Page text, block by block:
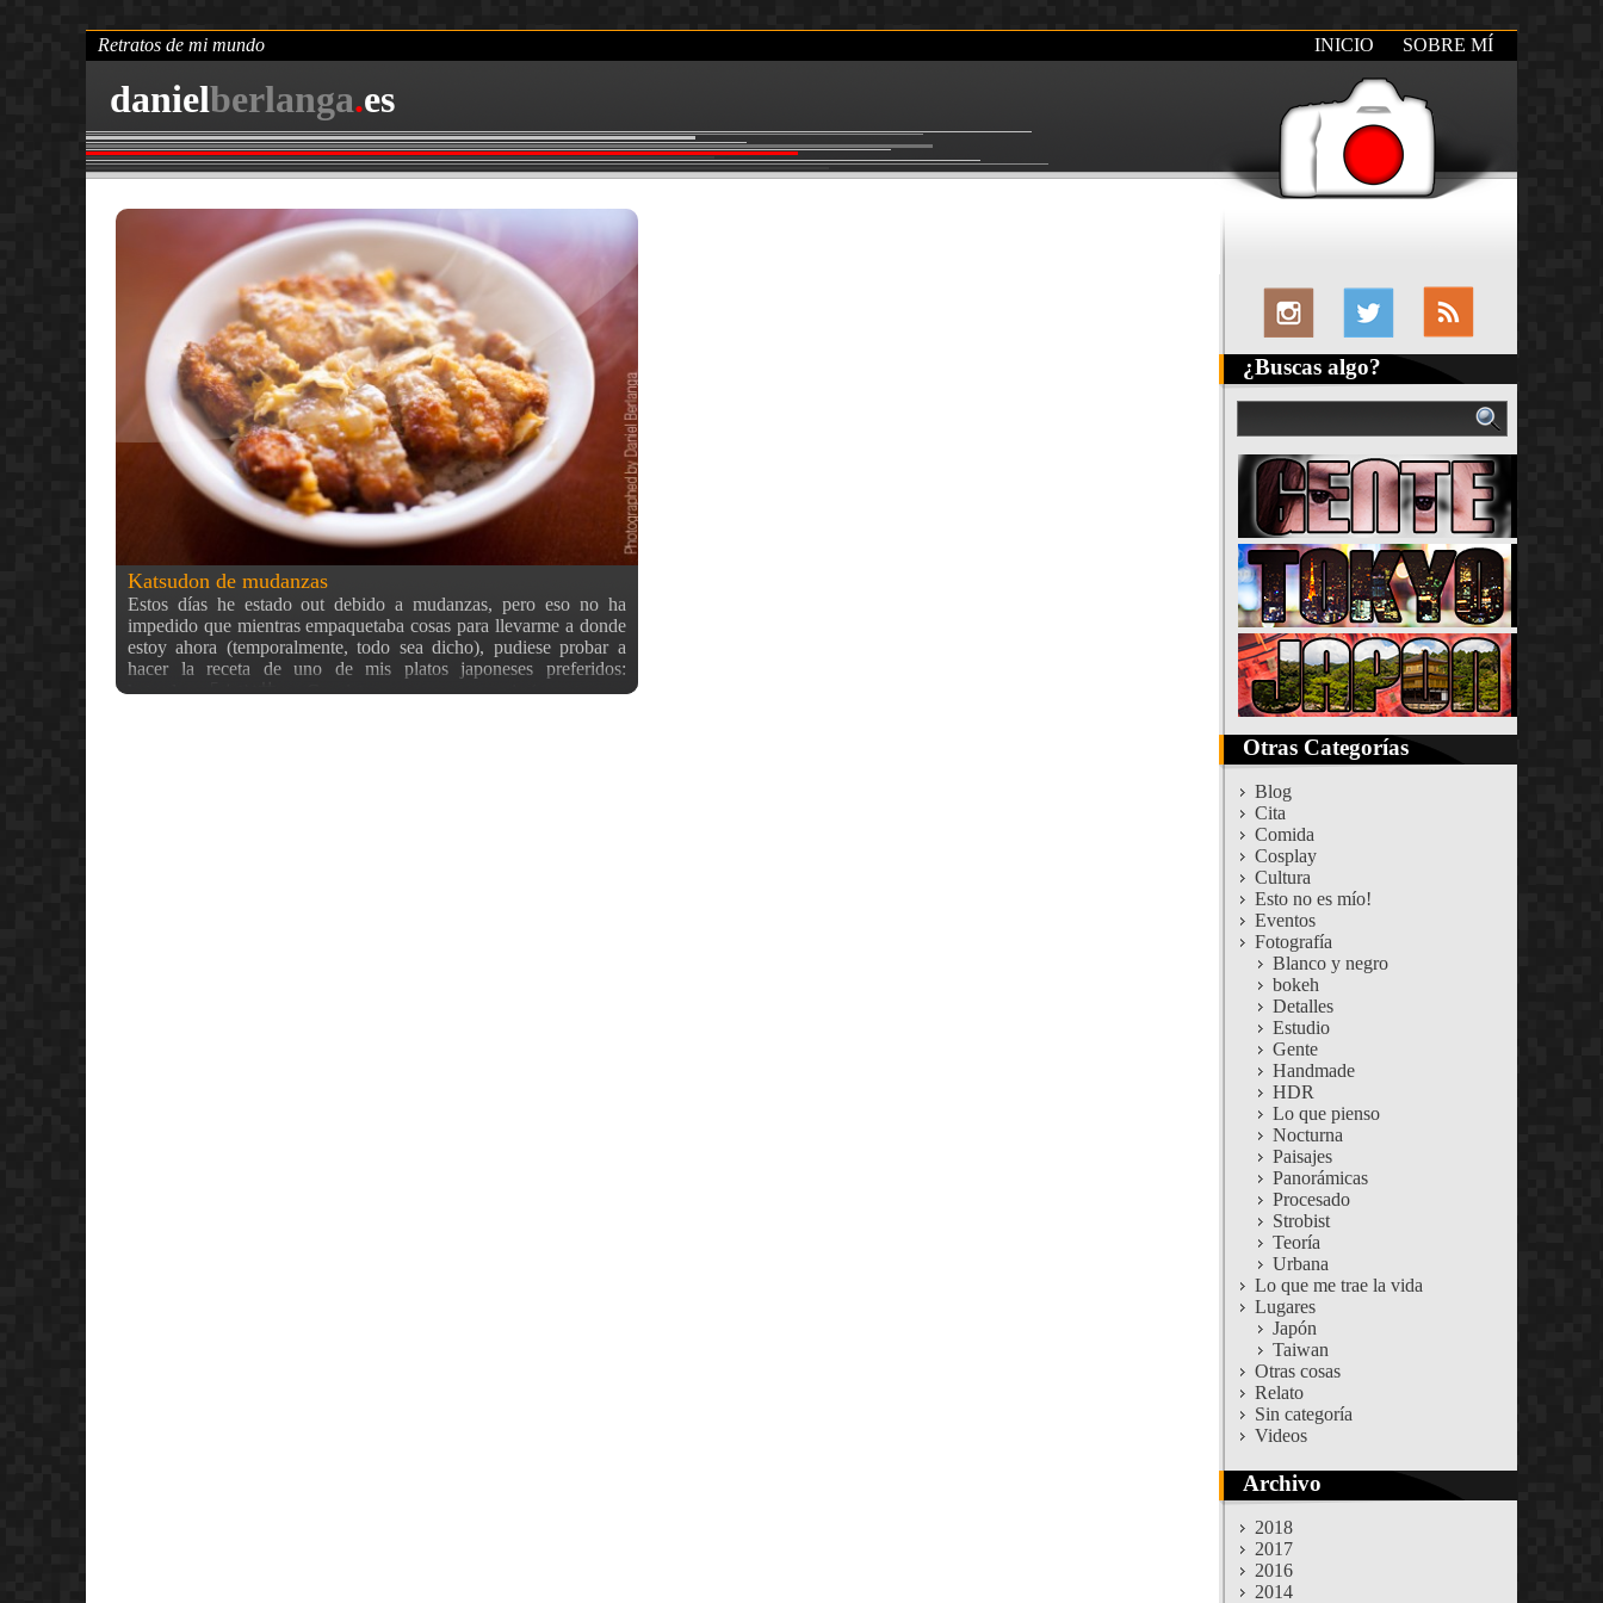
danielberlanga.es
Retratos de mi mundo INICIO SOBRE MÍ
Katsudon de mudanzas
Estos días he estado out debido a mudanzas, pero eso no ha
impedido que mientras empaquetaba cosas para llevarme a donde
estoy ahora (temporalmente, todo sea dicho), pudiese probar a
hacer la receta de uno de mis platos japoneses preferidos:
katsudon 「カツ丼」. Consiste en un cuenco o caja (en este caso
¿Buscas algo?
Otras Categorías
Blog
Cita
Comida
Cosplay
Cultura
Esto no es mío!
Eventos
Fotografía
Blanco y negro
bokeh
Detalles
Estudio
Gente
Handmade
HDR
Lo que pienso
Nocturna
Paisajes
Panorámicas
Procesado
Strobist
Teoría
Urbana
Lo que me trae la vida
Lugares
Japón
Taiwan
Otras cosas
Relato
Sin categoría
Videos
Archivo
2018
2017
2016
2014